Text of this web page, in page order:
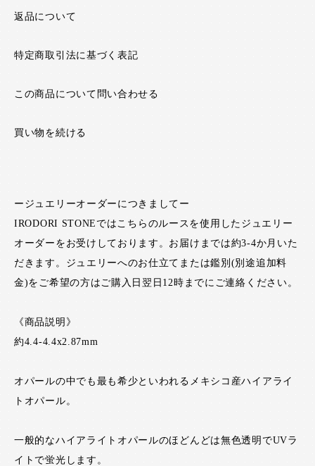
返品について
特定商取引法に基づく表記
この商品について問い合わせる
買い物を続ける
ージュエリーオーダーにつきましてー
IRODORI STONEではこちらのルースを使用したジュエリー
オーダーをお受けしております。お届けまでは約3-4か月いた
だきます。ジュエリーへのお仕立てまたは鑑別(別途追加料
金)をご希望の方はご購入日翌日12時までにご連絡ください。
《商品説明》
約4.4-4.4x2.87mm
オパールの中でも最も希少といわれるメキシコ産ハイアライ
トオパール。
一般的なハイアライトオパールのほどんどは無色透明でUVラ
イトで蛍光します。